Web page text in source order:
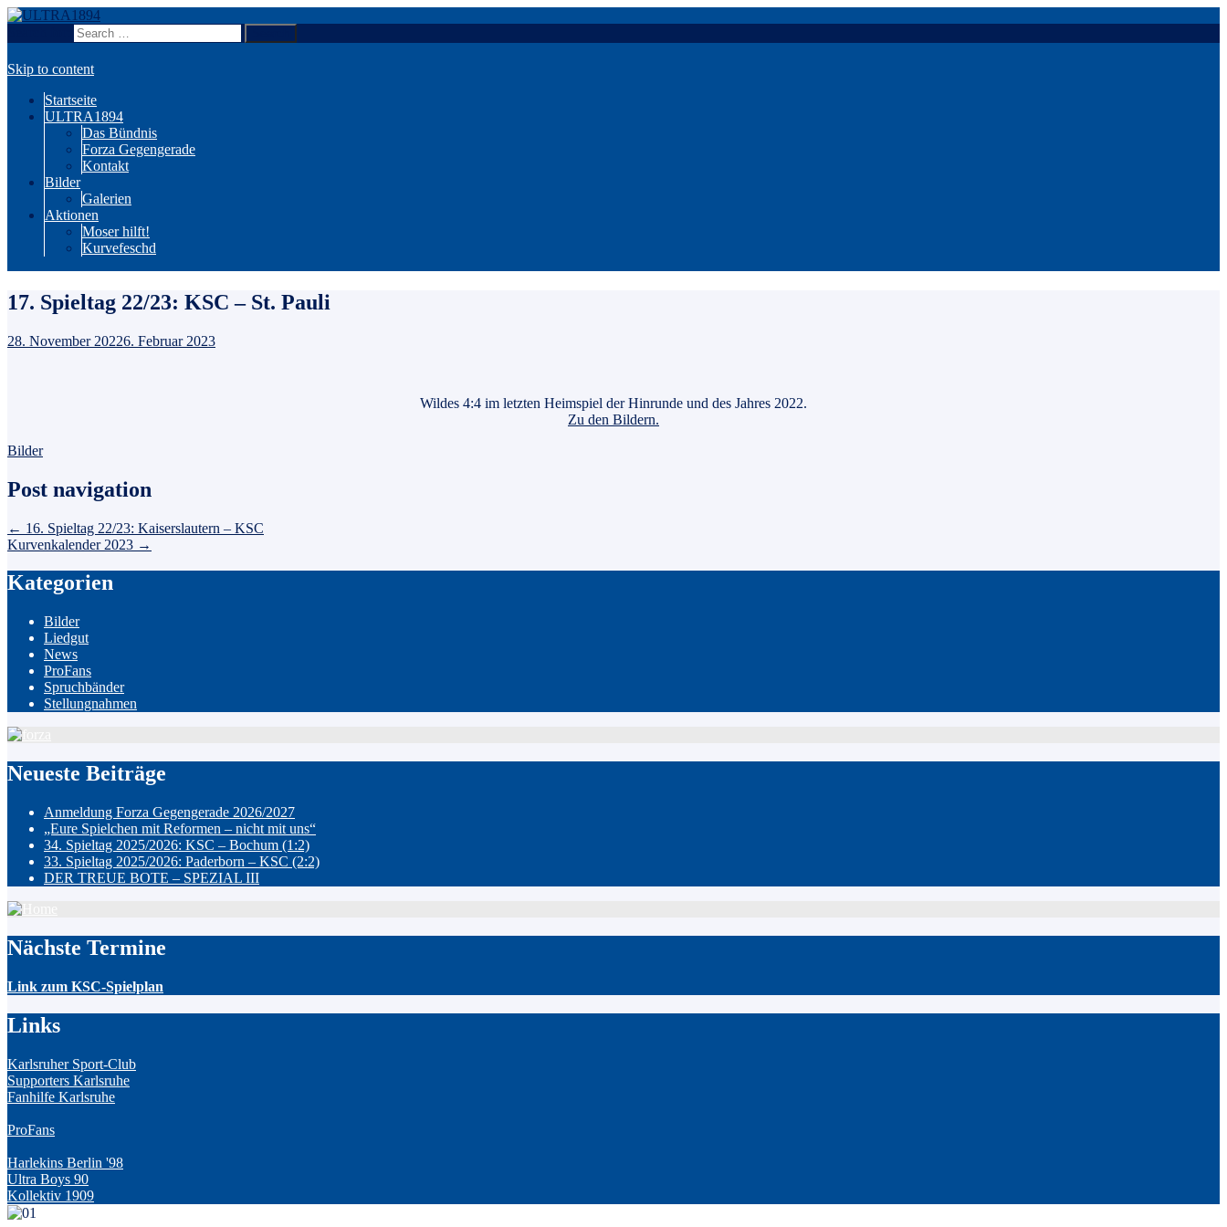
ULTRA1894
Skip to content
Startseite
ULTRA1894
Das Bündnis
Forza Gegengerade
Kontakt
Bilder
Galerien
Aktionen
Moser hilft!
Kurvefeschd
17. Spieltag 22/23: KSC – St. Pauli
28. November 20226. Februar 2023
Wildes 4:4 im letzten Heimspiel der Hinrunde und des Jahres 2022.
Zu den Bildern.
Bilder
Post navigation
← 16. Spieltag 22/23: Kaiserslautern – KSC
Kurvenkalender 2023 →
Kategorien
Bilder
Liedgut
News
ProFans
Spruchbänder
Stellungnahmen
Neueste Beiträge
Anmeldung Forza Gegengerade 2026/2027
„Eure Spielchen mit Reformen – nicht mit uns“
34. Spieltag 2025/2026: KSC – Bochum (1:2)
33. Spieltag 2025/2026: Paderborn – KSC (2:2)
DER TREUE BOTE – SPEZIAL III
Nächste Termine
Link zum KSC-Spielplan
Links
Karlsruher Sport-Club
Supporters Karlsruhe
Fanhilfe Karlsruhe
ProFans
Harlekins Berlin '98
Ultra Boys 90
Kollektiv 1909